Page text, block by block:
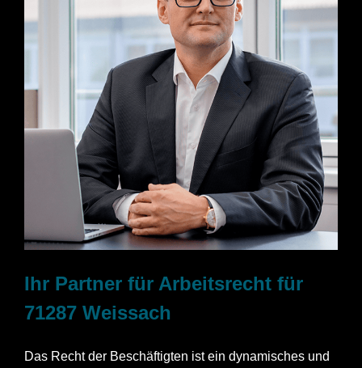
Ihr Partner für Arbeitsrecht für
71287 Weissach
Das Recht der Beschäftigten ist ein dynamisches und